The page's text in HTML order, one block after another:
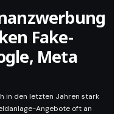
Fake-
Meta
in den letzten Jahren stark
Angebote oft an